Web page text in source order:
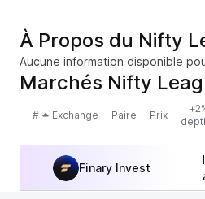
À Propos du Nifty
Aucune information disponible
Marchés Nifty
# Exchange Paire Prix
Finary Invest